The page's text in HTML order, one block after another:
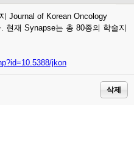
Journal of Korean Oncology
현재 Synapse는 총 80종의 학술지
jkon
삭제